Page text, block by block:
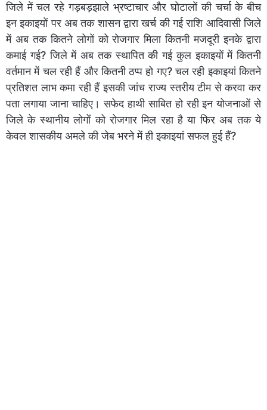
जिले में चल रहे गड़बड़झाले भ्रष्टाचार और घोटालों की चर्चा के बीच
इन इकाइयों पर अब तक शासन द्वारा खर्च की गई राशि आदिवासी जिले
में अब तक कितने लोगों को रोजगार मिला कितनी मजदूरी इनके द्वारा
कमाई गई? जिले में अब तक स्थापित की गई कुल इकाइयों में कितनी
वर्तमान में चल रही हैं और कितनी ठप्प हो गए? चल रही इकाइयां कितने
प्रतिशत लाभ कमा रही हैं इसकी जांच राज्य स्तरीय टीम से करवा कर
पता लगाया जाना चाहिए। सफेद हाथी साबित हो रही इन योजनाओं से
जिले के स्थानीय लोगों को रोजगार मिल रहा है या फिर अब तक ये
केवल शासकीय अमले की जेब भरने में ही इकाइयां सफल हुई हैं?